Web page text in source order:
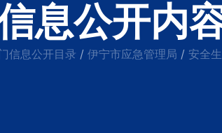
息公开内
信息公开目录 / 伊宁市应急管理局 / 安全